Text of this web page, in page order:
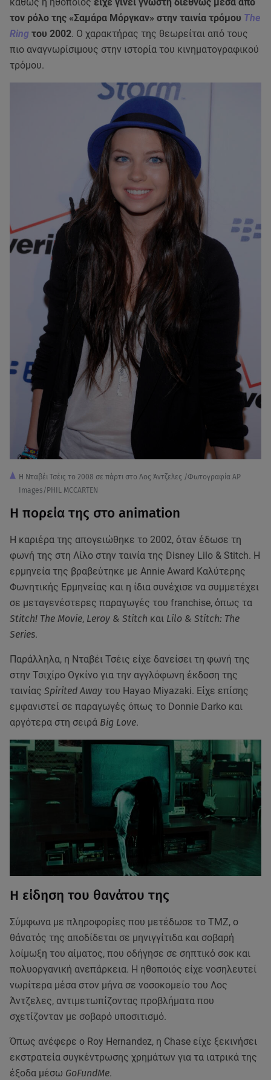
τον ρόλο της «Σαμάρα Μόργκαν» στην ταινία τρόμου The
Ring του 2002. Ο χαρακτήρας της θεωρείται από τους
πιο αναγνωρίσιμους στην ιστορία του κινηματογραφικού
τρόμου.
Η Νταβέι Τσέις το 2008 σε πάρτι στο Λος Άντζελες /Φωτογραφία AP
Images/PHIL MCCARTEN
Η πορεία της στο animation
Η καριέρα της απογειώθηκε το 2002, όταν έδωσε τη
φωνή της στη Λίλο στην ταινία της Disney Lilo & Stitch. Η
ερμηνεία της βραβεύτηκε με Annie Award Καλύτερης
Φωνητικής Ερμηνείας και η ίδια συνέχισε να συμμετέχει
σε μεταγενέστερες παραγωγές του franchise, όπως τα
Stitch! The Movie, Leroy & Stitch και Lilo & Stitch: The
Series.
Παράλληλα, η Νταβέι Τσέις είχε δανείσει τη φωνή της
στην Τσιχίρο Ογκίνο για την αγγλόφωνη έκδοση της
ταινίας Spirited Away του Hayao Miyazaki. Είχε επίσης
εμφανιστεί σε παραγωγές όπως το Donnie Darko και
αργότερα στη σειρά Big Love.
Η είδηση του θανάτου της
Σύμφωνα με πληροφορίες που μετέδωσε το TMZ, ο
θάνατός της αποδίδεται σε μηνιγγίτιδα και σοβαρή
λοίμωξη του αίματος, που οδήγησε σε σηπτικό σοκ και
πολυοργανική ανεπάρκεια. Η ηθοποιός είχε νοσηλευτεί
νωρίτερα μέσα στον μήνα σε νοσοκομείο του Λος
Άντζελες, αντιμετωπίζοντας προβλήματα που
σχετίζονταν με σοβαρό υποσιτισμό.
Όπως ανέφερε ο Roy Hernandez, η Chase είχε ξεκινήσει
εκστρατεία συγκέντρωσης χρημάτων για τα ιατρικά της
έξοδα μέσω GoFundMe.